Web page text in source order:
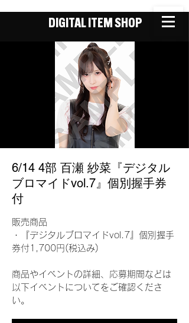
DIGITAL ITEM SHOP
6/14 4部 百瀬 紗菜『デジタル
ブロマイドvol.7』個別握手券
付
販売商品
・『デジタルブロマイドvol.7』個別握手
券付1,700円(税込み)
商品やイベントの詳細、応募期間などは
以下イベントについてをご確認くださ
い。